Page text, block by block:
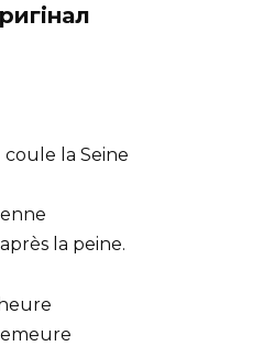
la Seine
la peine.